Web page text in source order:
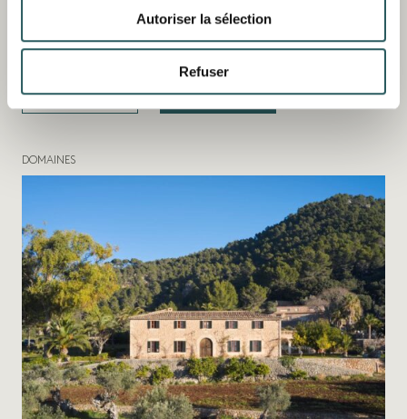
Autoriser la sélection
Refuser
MIRAMAR - MALLORCA
DÉCOUVRIR CONTACT
DOMAINES